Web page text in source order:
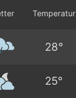
Temperatur
28°
25°